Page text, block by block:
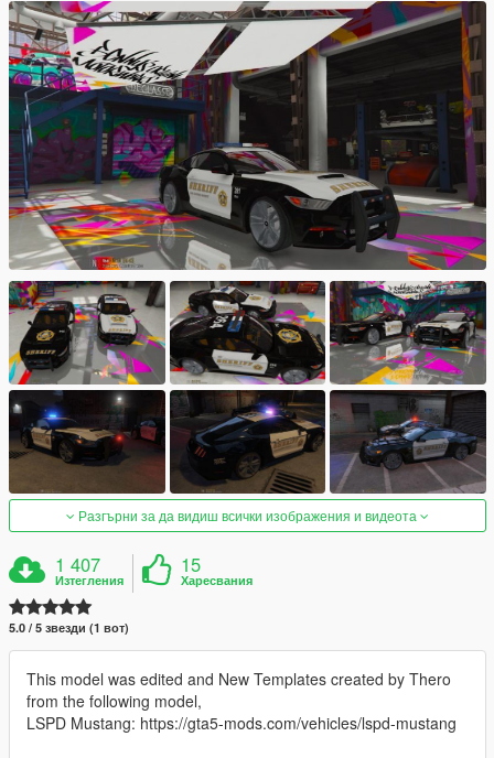
Разгърни за да видиш всички изображения и видеота
1 407
Изтегления
15
Харесвания
5.0 / 5 звезди (1 вот)
This model was edited and New Templates created by Thero
from the following model,
LSPD Mustang: https://gta5-mods.com/vehicles/lspd-mustang